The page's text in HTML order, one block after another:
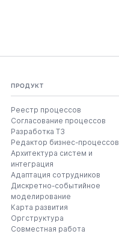
ПРОДУКТ
Реестр процессов
Согласование процессов
Разработка ТЗ
Редактор бизнес-процессов
Архитектура систем и
интеграция
Адаптация сотрудников
Дискретно-событийное
моделирование
Карта развития
Оргструктура
Совместная работа